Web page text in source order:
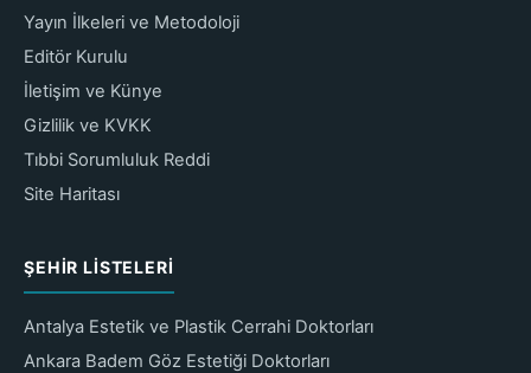
Yayın İlkeleri ve Metodoloji
Editör Kurulu
İletişim ve Künye
Gizlilik ve KVKK
Tıbbi Sorumluluk Reddi
Site Haritası
ŞEHIR LISTELERI
Antalya Estetik ve Plastik Cerrahi Doktorları
Ankara Badem Göz Estetiği Doktorları